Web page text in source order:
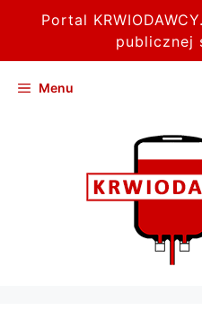
Portal
publicznej
Menu